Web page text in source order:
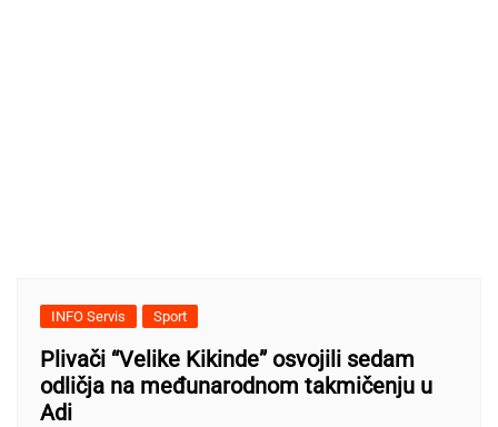
INFO Servis Sport
Plivači “Velike Kikinde” osvojili sedam
odličja na međunarodnom takmičenju u
Adi